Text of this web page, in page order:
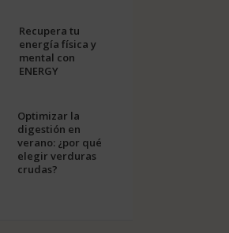
Recupera tu
energía física y
mental con
ENERGY
Optimizar la
digestión en
verano: ¿por qué
elegir verduras
crudas?